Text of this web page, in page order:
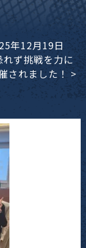
年12月19日
ず挑戦を力に
されました！ >